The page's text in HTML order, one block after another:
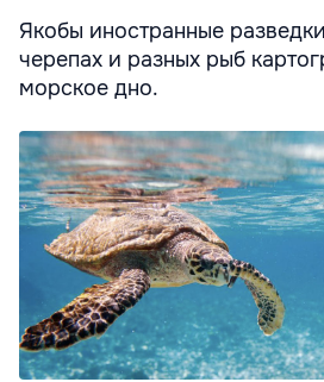
Якобы иностранные
черепах и разных рыб
морское дно.